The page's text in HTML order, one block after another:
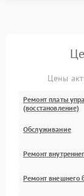
Цены
Ремонт платы
(восстановление)
Обслуживание
Ремонт
Ремонт внешнего